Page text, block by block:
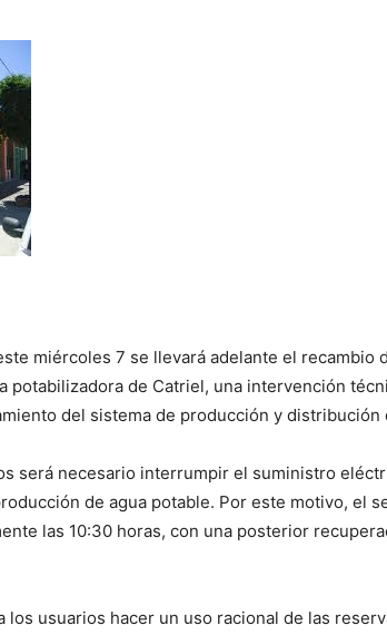
miércoles 7 se llevará adelante el recambio
potabilizadora de Catriel, una intervención
del sistema de producción y distribución
será necesario interrumpir el suministro
de agua potable. Por este motivo, el
las 10:30 horas, con una posterior
los usuarios hacer un uso racional de las